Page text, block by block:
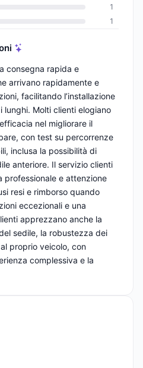
1
1
consegna rapida e
arrivano rapidamente e
facilitando l’installazione
lunghi. Molti clienti elogiano
nel migliorare il
con test su percorrenze
inclusa la possibilità di
anteriore. Il servizio clienti
professionale e attenzione
resi e rimborso quando
eccezionali e una
apprezzano anche la
sedile, la robustezza dei
proprio veicolo, con
complessiva e la